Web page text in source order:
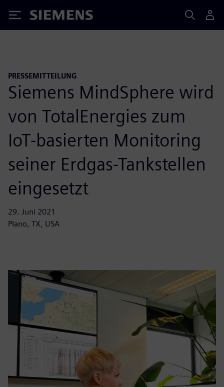
Siemens
PRESSEMITTEILUNG
Siemens MindSphere wird
von TotalEnergies zum
IoT-basierten Monitoring
seiner Erdgas-Tankstellen
eingesetzt
29. Juni 2021
Plano, TX, USA